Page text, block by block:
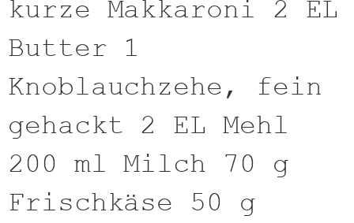
kurze Makkaroni 2 EL
Butter 1
Knoblauchzehe, fein
gehackt 2 EL Mehl
200 ml Milch 70 g
Frischkäse 50 g